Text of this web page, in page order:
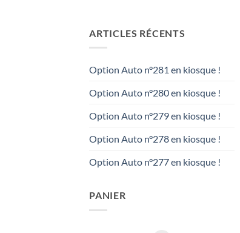
ARTICLES RÉCENTS
Option Auto n°281 en kiosque !
Option Auto n°280 en kiosque !
Option Auto n°279 en kiosque !
Option Auto n°278 en kiosque !
Option Auto n°277 en kiosque !
PANIER